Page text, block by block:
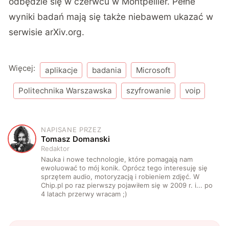
wyniki badań mają się także niebawem ukazać w
serwisie arXiv.org.
Więcej: aplikacje badania Microsoft
Politechnika Warszawska szyfrowanie voip
T
NAPISANE PRZEZ
Tomasz Domanski
Redaktor
Nauka i nowe technologie, które pomagają nam
ewoluować to mój konik. Oprócz tego interesuję się
sprzętem audio, motoryzacją i robieniem zdjęć. W
Chip.pl po raz pierwszy pojawiłem się w 2009 r. i... po
4 latach przerwy wracam ;)